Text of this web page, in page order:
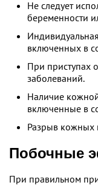
Не следует
беременности
включенных в
При приступах
заболеваний.
Наличие
включенные в
Разрыв кожных
Побочные
При правильном